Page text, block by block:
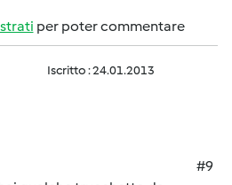
per poter commentare
Iscritto : 24.01.2013
#9